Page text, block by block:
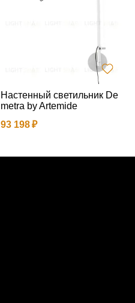
Настенный светильник De
metra by Artemide
93 198